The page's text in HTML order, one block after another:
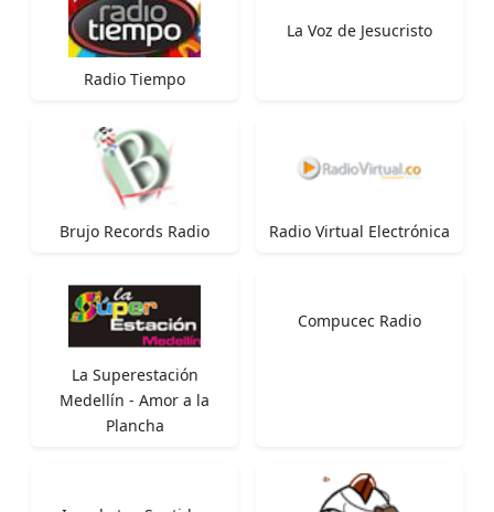
Radio Tiempo
La Voz de Jesucristo
Brujo Records Radio Radio Virtual Electrónica
La Superestación
Medellín - Amor a la
Plancha
Compucec Radio